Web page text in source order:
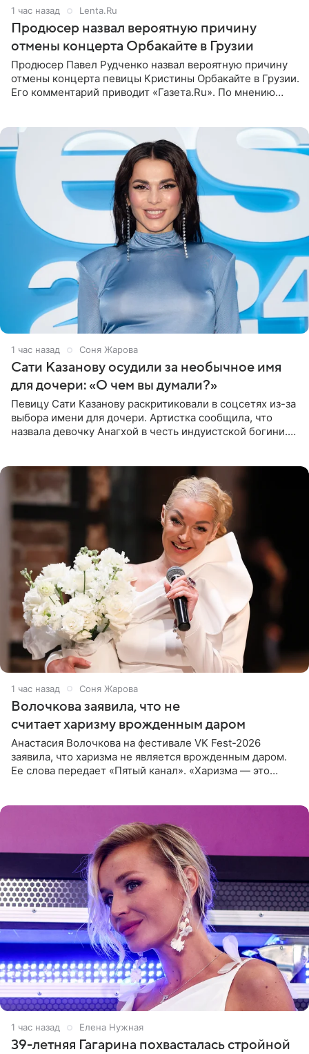
1 час назад Lenta.Ru
Продюсер назвал вероятную причину
отмены концерта Орбакайте в Грузии
Продюсер Павел Рудченко назвал вероятную причину
отмены концерта певицы Кристины Орбакайте в Грузии.
Его комментарий приводит «Газета.Ru». По мнению
1 час назад Соня Жарова
Сати Казанову осудили за необычное имя
для дочери: «О чем вы думали?»
Певицу Сати Казанову раскритиковали в соцсетях из-за
выбора имени для дочери. Артистка сообщила, что
назвала девочку Анагхой в честь индуистской богини.
1 час назад Соня Жарова
Волочкова заявила, что не
считает харизму врожденным даром
Анастасия Волочкова на фестивале VK Fest-2026
заявила, что харизма не является врожденным даром.
Ее слова передает «Пятый канал». «Харизма — это
1 час назад Елена Нужная
39-летняя Гагарина похвасталась стройной